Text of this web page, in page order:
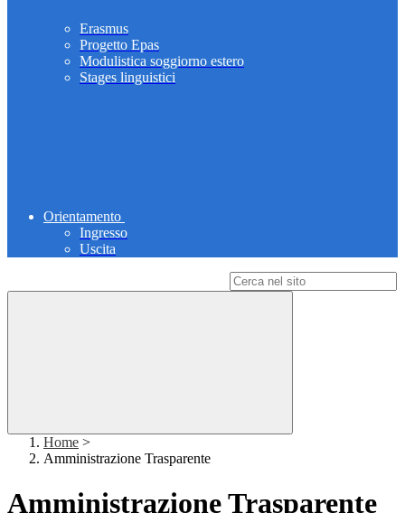
Erasmus
Progetto Epas
Modulistica soggiorno estero
Stages linguistici
Orientamento
Ingresso
Uscita
Home >
Amministrazione Trasparente
Amministrazione Trasparente